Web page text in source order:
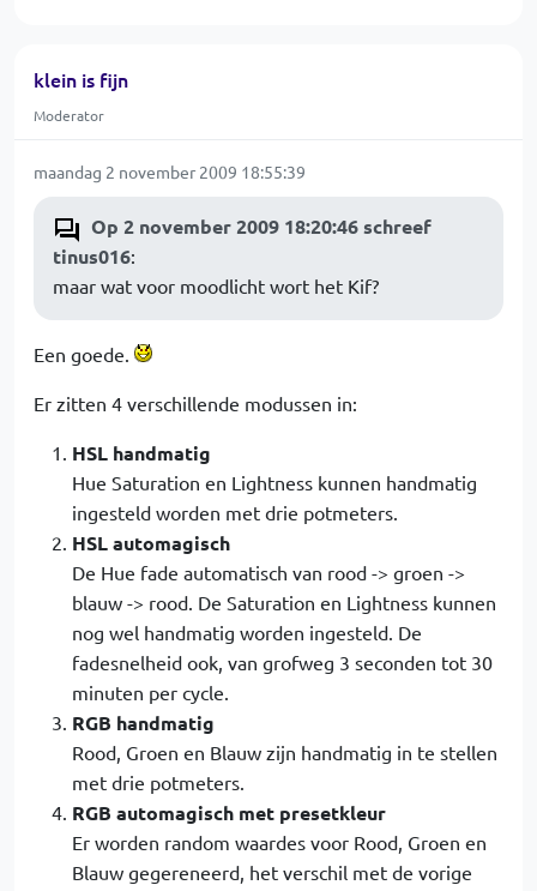
klein is fijn
Moderator
maandag 2 november 2009 18:55:39
Op 2 november 2009 18:20:46 schreef
tinus016:
maar wat voor moodlicht wort het Kif?
Een goede.
Er zitten 4 verschillende modussen in:
HSL handmatig
Hue Saturation en Lightness kunnen handmatig
ingesteld worden met drie potmeters.
HSL automagisch
De Hue fade automatisch van rood -> groen ->
blauw -> rood. De Saturation en Lightness kunnen
nog wel handmatig worden ingesteld. De
fadesnelheid ook, van grofweg 3 seconden tot 30
minuten per cycle.
RGB handmatig
Rood, Groen en Blauw zijn handmatig in te stellen
met drie potmeters.
RGB automagisch met presetkleur
Er worden random waardes voor Rood, Groen en
Blauw gegereneerd, het verschil met de vorige